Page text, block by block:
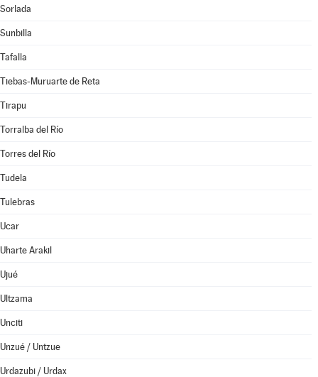
Sorlada
Sunbilla
Tafalla
Tiebas-Muruarte de Reta
Tirapu
Torralba del Río
Torres del Río
Tudela
Tulebras
Ucar
Uharte Arakil
Ujué
Ultzama
Unciti
Unzué / Untzue
Urdazubi / Urdax